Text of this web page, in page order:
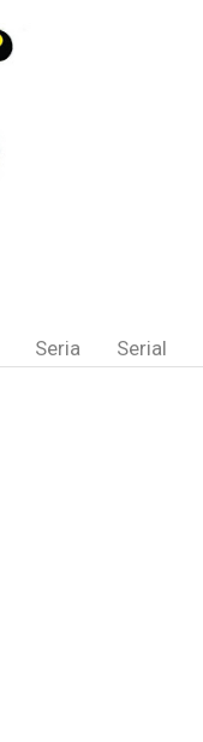
Seria Serial